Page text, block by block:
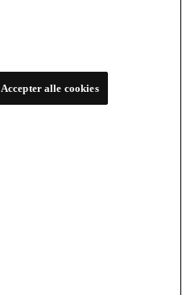
Accepter alle cookies